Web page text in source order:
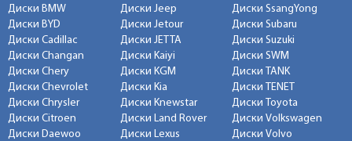
Диски BMW
Диски BYD
Диски Cadillac
Диски Changan
Диски Chery
Диски Chevrolet
Диски Chrysler
Диски Citroen
Диски Daewoo
Диски Jeep
Диски Jetour
Диски JETTA
Диски Kaiyi
Диски KGM
Диски Kia
Диски Knewstar
Диски Land Rover
Диски Lexus
Диски SsangYong
Диски Subaru
Диски Suzuki
Диски SWM
Диски TANK
Диски TENET
Диски Toyota
Диски Volkswagen
Диски Volvo